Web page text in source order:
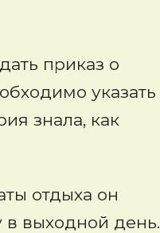
приказ о
указать
знала, как
отдыха он
в выходной день.